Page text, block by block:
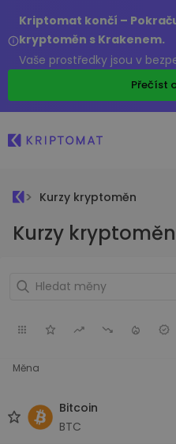
Kriptomat končí –
kryptoměn s Krakenem.
Vaše prostředky jsou v
Přečíst
Kurzy kryptoměn
Kurzy
Měna
Bitcoin
BTC